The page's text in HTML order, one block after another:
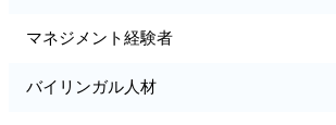
マネジメント経験者
バイリンガル人材